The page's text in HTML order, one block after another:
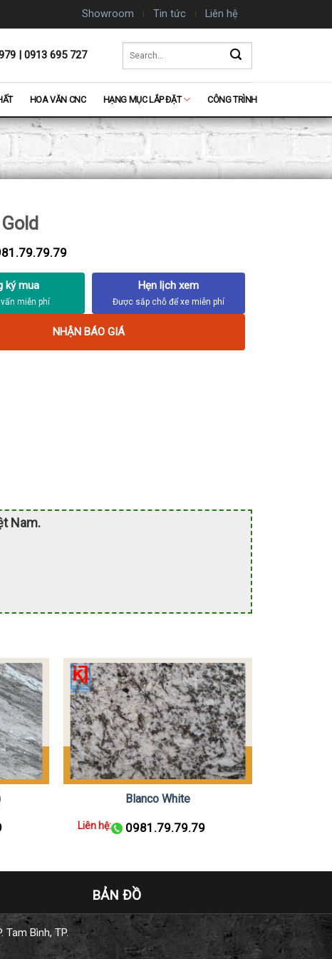
Showroom Tin tức Liên hệ
| 0913 695 727
for:
HOA VĂN CNC HẠNG MỤC LẮP ĐẶT CÔNG TRÌNH
ký mua Hẹn lịch xem
NHẬN BÁO GIÁ
Nam.
Blanco White
Liên hệ: 0981.79.79.79
Tam Bình, TP.
BẢN ĐỒ